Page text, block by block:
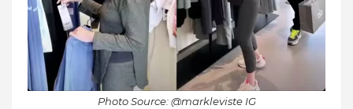
Photo Source: @markleviste IG